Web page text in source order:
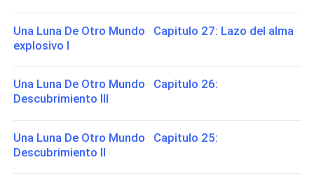
Una Luna De Otro Mundo Capitulo 27: Lazo del alma
explosivo I
Una Luna De Otro Mundo Capitulo 26:
Descubrimiento III
Una Luna De Otro Mundo Capitulo 25:
Descubrimiento II